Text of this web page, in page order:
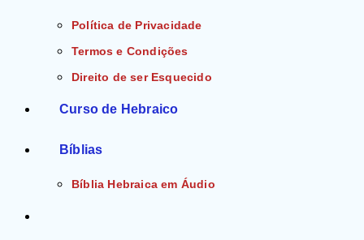
Política de Privacidade
Termos e Condições
Direito de ser Esquecido
Curso de Hebraico
Bíblias
Bíblia Hebraica em Áudio